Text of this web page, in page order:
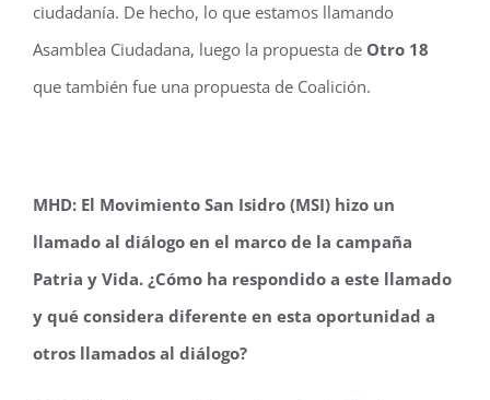
ciudadanía. De hecho, lo que estamos llamando
Asamblea Ciudadana, luego la propuesta de Otro 18
que también fue una propuesta de Coalición.
MHD: El Movimiento San Isidro (MSI) hizo un
llamado al diálogo en el marco de la campaña
Patria y Vida. ¿Cómo ha respondido a este llamado
y qué considera diferente en esta oportunidad a
otros llamados al diálogo?